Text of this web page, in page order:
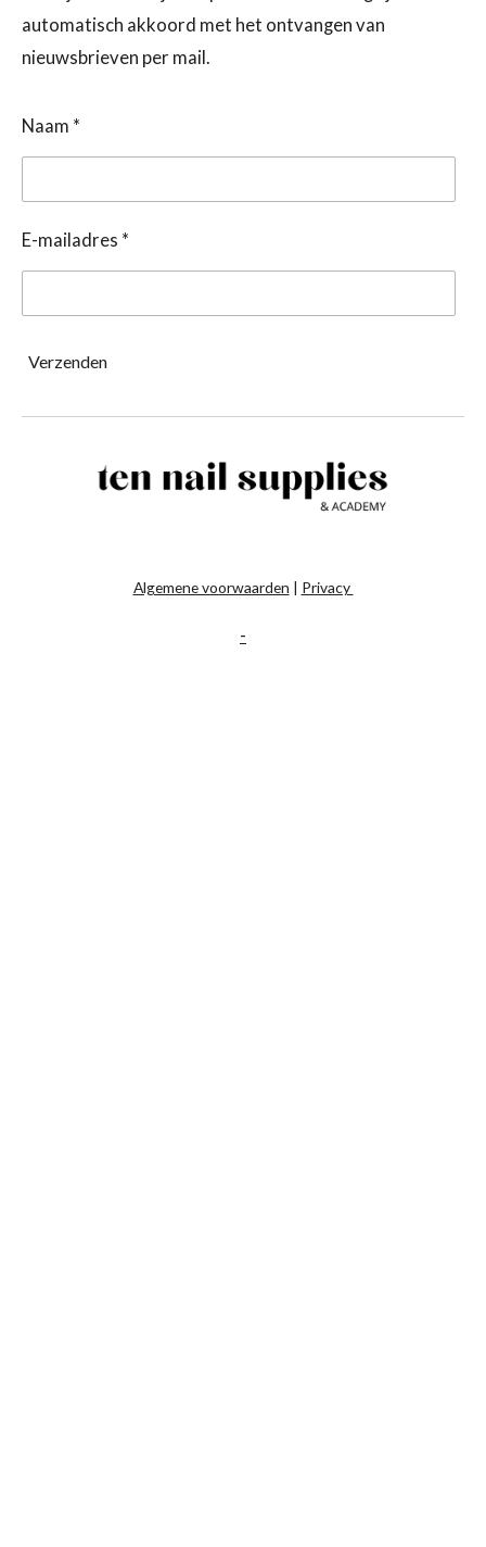
automatisch akkoord met het ontvangen van
nieuwsbrieven per mail.
Naam *
E-mailadres *
Verzenden
Algemene voorwaarden | Privacy
-